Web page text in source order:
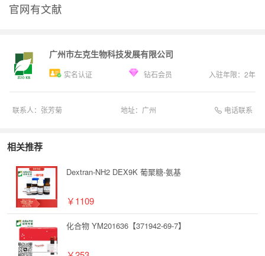
官网有文献
广州市左克生物科技发展有限公司
实名认证 钻石会员 入驻年限： 2年
联系人： 张芳菊 地址： 广州 电话联系
相关推荐
Dextran-NH2 DEX9K 葡聚糖-氨基
￥1109
化合物 YM201636【371942-69-7】